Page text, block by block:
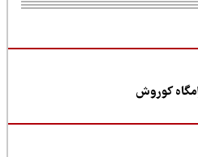
کوروش